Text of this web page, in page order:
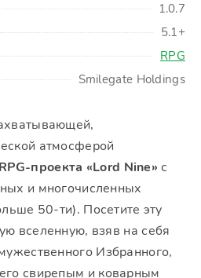
1.0.7
5.1+
RPG
Smilegate Holdings
атмосферой
проекта «Lord Nine» с
и многочисленных
50-ти). Посетите эту
вселенную, взяв на себя
Избранного,
свирепым и коварным